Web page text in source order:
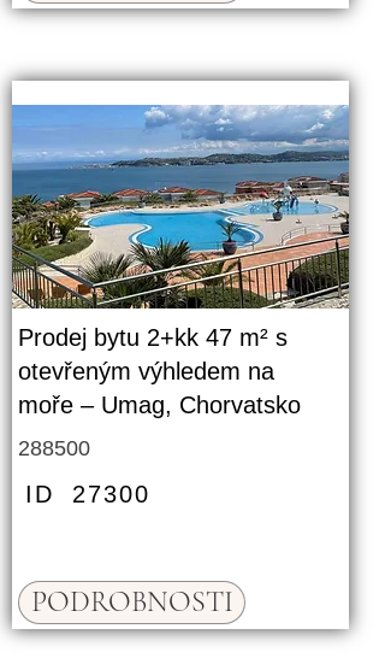
Prodej bytu 2+kk 47 m² s
otevřeným výhledem na
moře – Umag, Chorvatsko
288500
ID 27300
PODROBNOSTI